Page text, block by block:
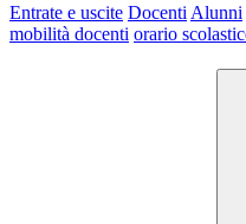
Entrate e uscite Docenti Alunni
mobilità docenti orario